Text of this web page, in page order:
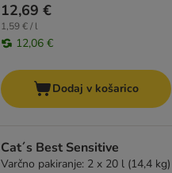
12,69 €
1,59 € / l
12,06 €
Dodaj v košarico
Cat´s Best Sensitive
Varčno pakiranje: 2 x 20 l (14,4 kg)